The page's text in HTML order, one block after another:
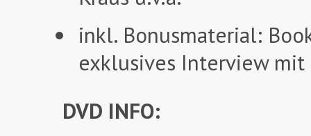
inkl. Bonusmaterial:
exklusives Interview
DVD INFO: